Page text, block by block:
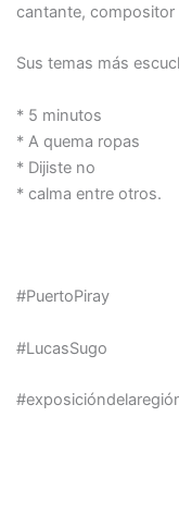
cantante, compositor
Sus temas más
* 5 minutos
* A quema ropas
* Dijiste no
* calma entre otros.
#PuertoPiray
#LucasSugo